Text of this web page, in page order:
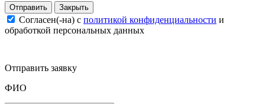
Закрыть
Согласен(-на) c политикой конфиденциальности и
обработкой персональных данных
Отправить заявку
ФИО